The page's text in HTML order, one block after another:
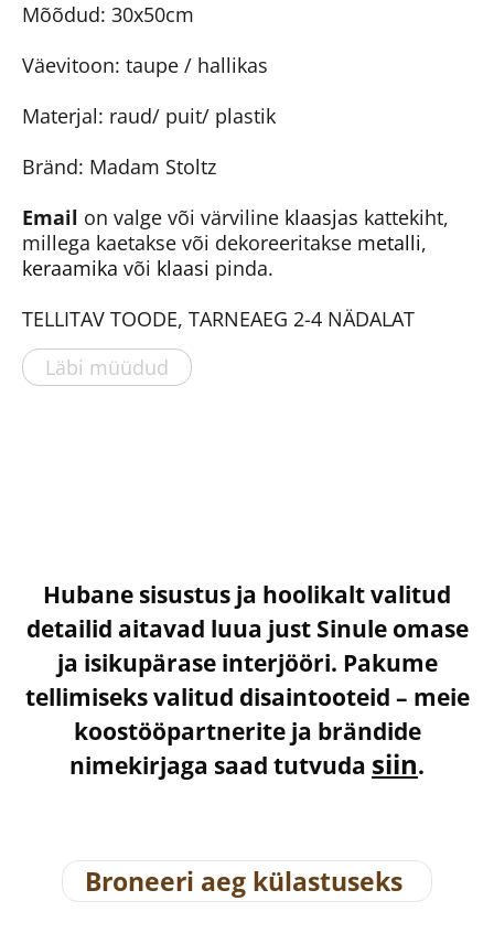
Mõõdud: 30x50cm
Väevitoon: taupe / hallikas
Materjal: raud/ puit/ plastik
Bränd: Madam Stoltz
Email on valge või värviline klaasjas kattekiht,
millega kaetakse või dekoreeritakse metalli,
keraamika või klaasi pinda.
TELLITAV TOODE, TARNEAEG 2-4 NÄDALAT
Läbi müüdud
Hubane sisustus ja hoolikalt valitud
detailid aitavad luua just Sinule omase
ja isikupärase interjööri. Pakume
tellimiseks valitud disaintooteid – meie
koostööpartnerite ja brändide
nimekirjaga saad tutvuda siin.
Broneeri aeg külastuseks